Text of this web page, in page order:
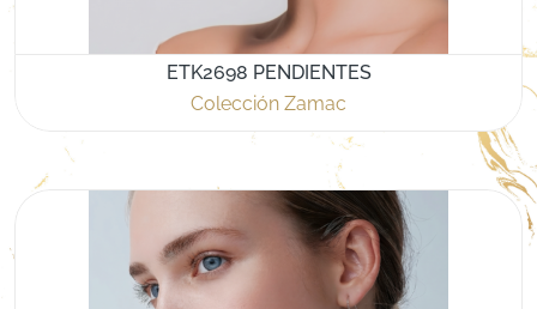
ETK2698 PENDIENTES
Colección Zamac